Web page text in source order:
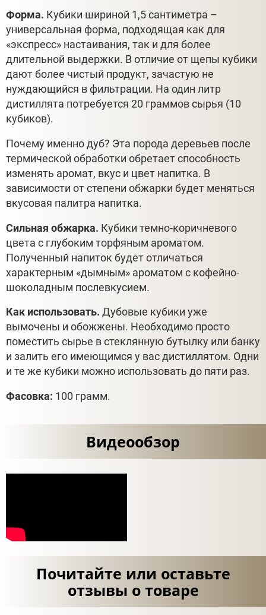
Форма. Кубики шириной 1,5 сантиметра –
универсальная форма, подходящая как для
«экспресс» настаивания, так и для более
длительной выдержки. В отличие от щепы кубики
дают более чистый продукт, зачастую не
нуждающийся в фильтрации. На один литр
дистиллята потребуется 20 граммов сырья (10
кубиков).
Почему именно дуб? Эта порода деревьев после
термической обработки обретает способность
изменять аромат, вкус и цвет напитка. В
зависимости от степени обжарки будет меняться
вкусовая палитра напитка.
Сильная обжарка. Кубики темно-коричневого
цвета с глубоким торфяным ароматом.
Полученный напиток будет отличаться
характерным «дымным» ароматом с кофейно-
шоколадным послевкусием.
Как использовать. Дубовые кубики уже
вымочены и обожжены. Необходимо просто
поместить сырье в стеклянную бутылку или банку
и залить его имеющимся у вас дистиллятом. Одни
и те же кубики можно использовать до пяти раз.
Фасовка: 100 грамм.
Видеообзор
Почитайте или оставьте
отзывы о товаре